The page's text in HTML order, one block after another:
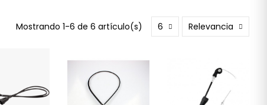
Mostrando 1-6 de 6 artículo(s) 6 Relevancia